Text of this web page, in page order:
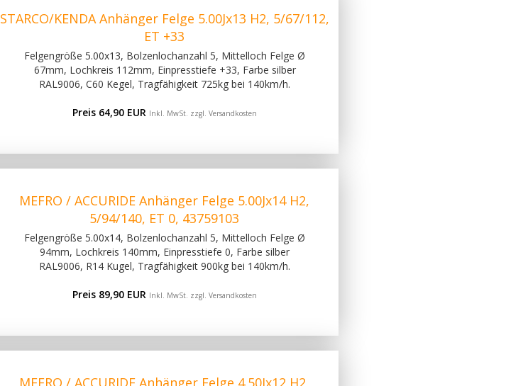
STARCO/KENDA Anhänger Felge 5.00Jx13 H2, 5/67/112,
ET +33
Felgengröße 5.00x13, Bolzenlochanzahl 5, Mittelloch Felge Ø
67mm, Lochkreis 112mm, Einpresstiefe +33, Farbe silber
RAL9006, C60 Kegel, Tragfähigkeit 725kg bei 140km/h.
Preis 64,90 EUR Inkl. MwSt. zzgl. Versandkosten
MEFRO / ACCURIDE Anhänger Felge 5.00Jx14 H2,
5/94/140, ET 0, 43759103
Felgengröße 5.00x14, Bolzenlochanzahl 5, Mittelloch Felge Ø
94mm, Lochkreis 140mm, Einpresstiefe 0, Farbe silber
RAL9006, R14 Kugel, Tragfähigkeit 900kg bei 140km/h.
Preis 89,90 EUR Inkl. MwSt. zzgl. Versandkosten
MEFRO / ACCURIDE Anhänger Felge 4.50Jx12 H2,